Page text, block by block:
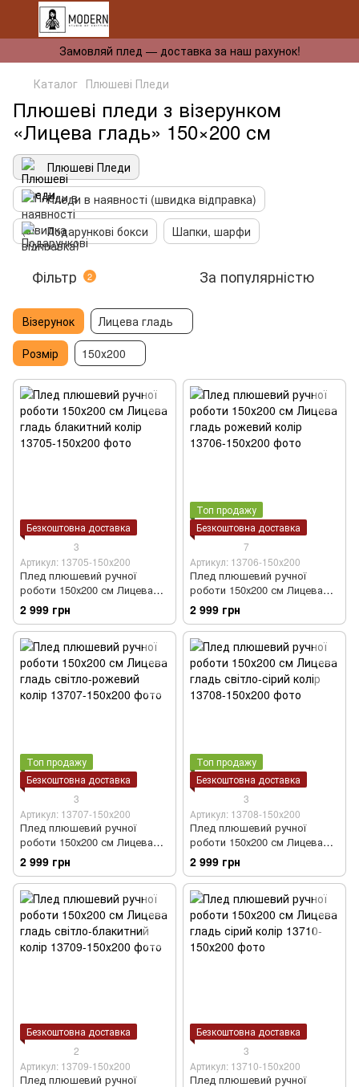
Замовляй плед — доставка за наш рахунок!
Каталог Плюшеві Пледи
Плюшеві пледи з візерунком
«Лицева гладь» 150×200 см
Плюшеві Пледи
Пледи в наявності (швидка відправка)
Подарункові бокси
Шапки, шарфи
Фільтр 2 За популярністю
Візерунок
Лицева гладь
Розмір
150х200
Безкоштовна доставка
3
Артикул: 13705-150х200
Плед плюшевий ручної
роботи 150х200 см Лицева
гладь блакитний колір
2 999 грн
Топ продажу
Безкоштовна доставка
7
Артикул: 13706-150х200
Плед плюшевий ручної
роботи 150х200 см Лицева
гладь рожевий колір
2 999 грн
Топ продажу
Безкоштовна доставка
3
Артикул: 13707-150х200
Плед плюшевий ручної
роботи 150х200 см Лицева
гладь світло-рожевий колір
2 999 грн
Топ продажу
Безкоштовна доставка
3
Артикул: 13708-150х200
Плед плюшевий ручної
роботи 150х200 см Лицева
гладь світло-сірий колір
2 999 грн
Безкоштовна доставка
2
Артикул: 13709-150х200
Плед плюшевий ручної
Безкоштовна доставка
3
Артикул: 13710-150х200
Плед плюшевий ручної